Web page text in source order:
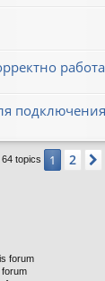
64 topics 1 2
forum